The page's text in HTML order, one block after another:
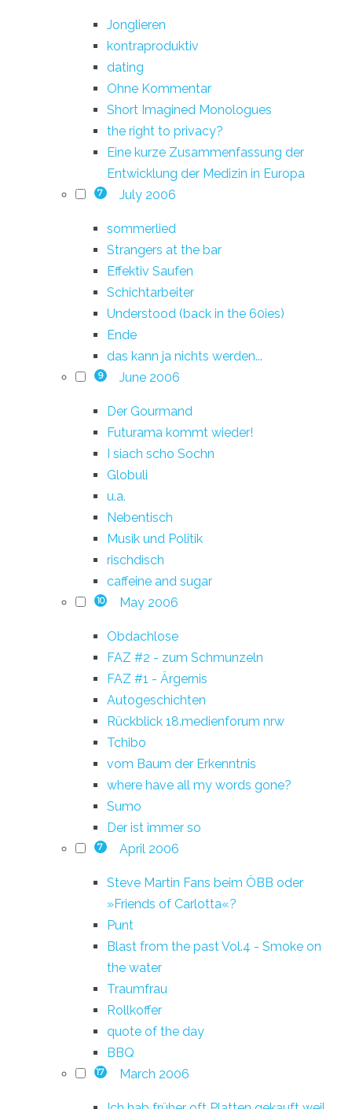
Jonglieren
kontraproduktiv
dating
Ohne Kommentar
Short Imagined Monologues
the right to privacy?
Eine kurze Zusammenfassung der
Entwicklung der Medizin in Europa
7 July 2006
sommerlied
Strangers at the bar
Effektiv Saufen
Schichtarbeiter
Understood (back in the 60ies)
Ende
das kann ja nichts werden...
9 June 2006
Der Gourmand
Futurama kommt wieder!
I siach scho Sochn
Globuli
u.a.
Nebentisch
Musik und Politik
rischdisch
caffeine and sugar
10 May 2006
Obdachlose
FAZ #2 - zum Schmunzeln
FAZ #1 - Ärgernis
Autogeschichten
Rückblick 18.medienforum nrw
Tchibo
vom Baum der Erkenntnis
where have all my words gone?
Sumo
Der ist immer so
7 April 2006
Steve Martin Fans beim ÖBB oder
»Friends of Carlotta«?
Punt
Blast from the past Vol.4 - Smoke on
the water
Traumfrau
Rollkoffer
quote of the day
BBQ
17 March 2006